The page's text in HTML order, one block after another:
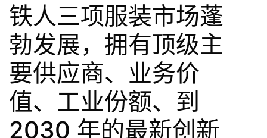
铁人三项服装市场蓬
勃发展，拥有顶级主
要供应商、业务价
值、工业份额、到
2030 年的最新创新